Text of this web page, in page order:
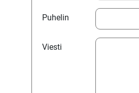
Puhelin
Viesti